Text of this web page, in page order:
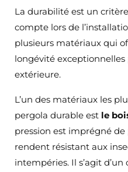
La durabilité est un
compte lors de
plusieurs matériaux qui
longévité
extérieure.
L’un des matériaux les
pergola durable est le
pression est imprégné
rendent résistant aux
intempéries. Il s’agit d’un